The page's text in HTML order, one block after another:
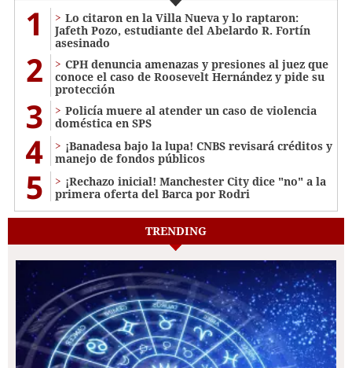
1
Lo citaron en la Villa Nueva y lo raptaron:
Jafeth Pozo, estudiante del Abelardo R. Fortín
asesinado
2
CPH denuncia amenazas y presiones al juez que
conoce el caso de Roosevelt Hernández y pide su
protección
3
Policía muere al atender un caso de violencia
doméstica en SPS
4
¡Banadesa bajo la lupa! CNBS revisará créditos y
manejo de fondos públicos
5
¡Rechazo inicial! Manchester City dice "no" a la
primera oferta del Barca por Rodri
TRENDING